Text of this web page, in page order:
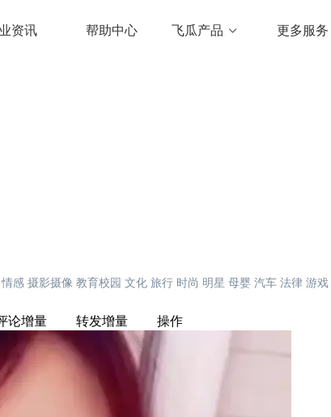
资讯 帮助中心 飞瓜产品 更多服务
情感 摄影摄像 教育校园 文化 旅行 时尚 明星 母婴 汽车 法律 游戏
论增量 转发增量 操作